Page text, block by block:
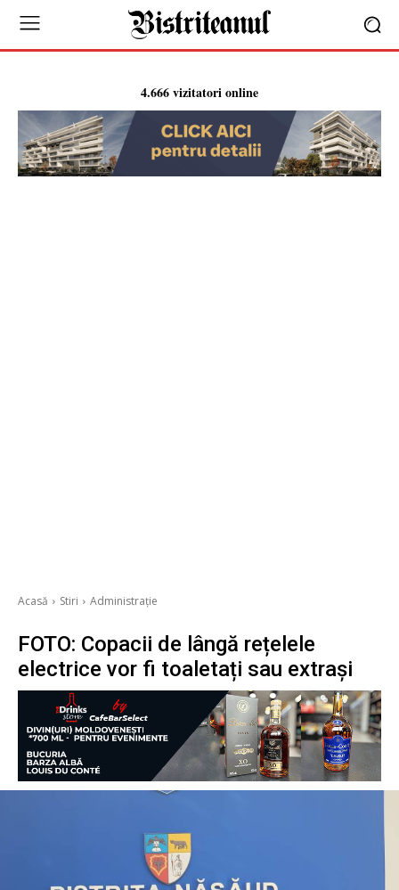
4.666 vizitatori online
Acasă Stiri Administrație
FOTO: Copacii de lângă rețelele
electrice vor fi toaletați sau extrași